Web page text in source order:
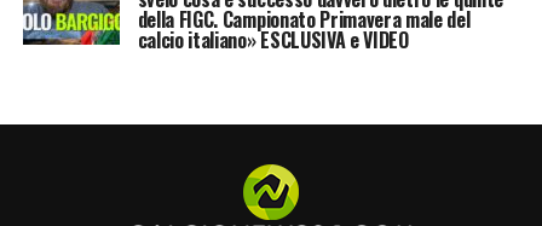
della FIGC. Campionato Primavera male del
calcio italiano» ESCLUSIVA e VIDEO